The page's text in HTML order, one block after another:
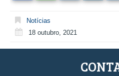
Notícias
18 outubro, 2021